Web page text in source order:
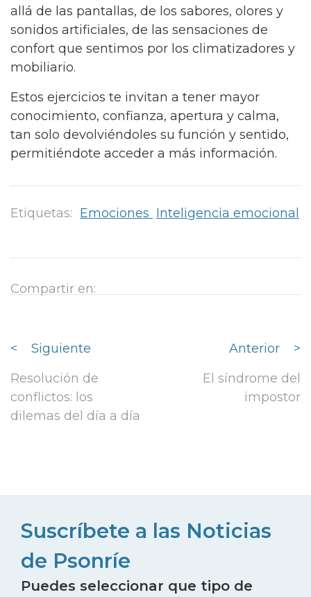
allá de las pantallas, de los sabores, olores y
sonidos artificiales, de las sensaciones de
confort que sentimos por los climatizadores y
mobiliario.
Estos ejercicios te invitan a tener mayor
conocimiento, confianza, apertura y calma,
tan solo devolviéndoles su función y sentido,
permitiéndote acceder a más información.
Etiquetas: Emociones Inteligencia emocional
Compartir en:
<
Siguiente
Resolución de
conflictos: los
dilemas del día a día
Anterior
>
El síndrome del
impostor
Suscríbete a las Noticias
de Psonríe
Puedes seleccionar que tipo de